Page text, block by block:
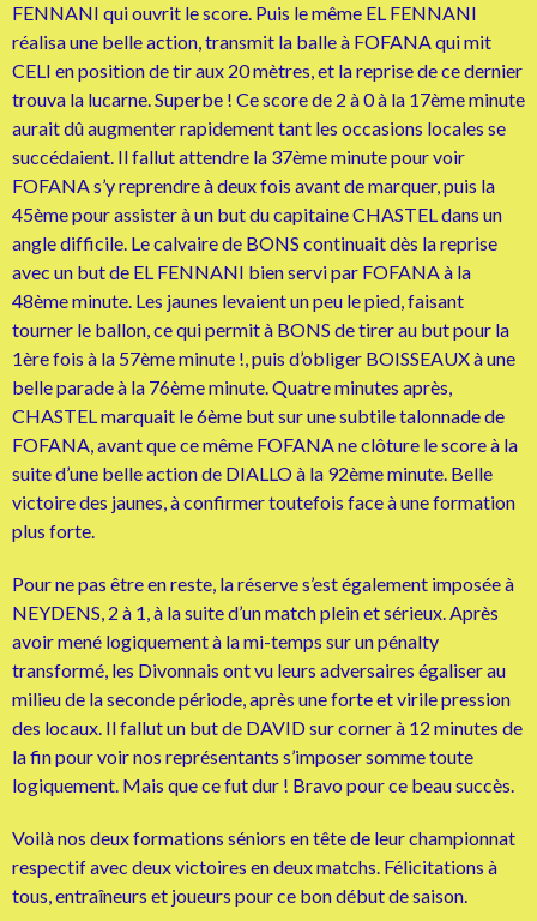
FENNANI qui ouvrit le score. Puis le même EL FENNANI
réalisa une belle action, transmit la balle à FOFANA qui mit
CELI en position de tir aux 20 mètres, et la reprise de ce dernier
trouva la lucarne. Superbe ! Ce score de 2 à 0 à la 17ème minute
aurait dû augmenter rapidement tant les occasions locales se
succédaient. Il fallut attendre la 37ème minute pour voir
FOFANA s’y reprendre à deux fois avant de marquer, puis la
45ème pour assister à un but du capitaine CHASTEL dans un
angle difficile. Le calvaire de BONS continuait dès la reprise
avec un but de EL FENNANI bien servi par FOFANA à la
48ème minute. Les jaunes levaient un peu le pied, faisant
tourner le ballon, ce qui permit à BONS de tirer au but pour la
1ère fois à la 57ème minute !, puis d’obliger BOISSEAUX à une
belle parade à la 76ème minute. Quatre minutes après,
CHASTEL marquait le 6ème but sur une subtile talonnade de
FOFANA, avant que ce même FOFANA ne clôture le score à la
suite d’une belle action de DIALLO à la 92ème minute. Belle
victoire des jaunes, à confirmer toutefois face à une formation
plus forte.
Pour ne pas être en reste, la réserve s’est également imposée à
NEYDENS, 2 à 1, à la suite d’un match plein et sérieux. Après
avoir mené logiquement à la mi-temps sur un pénalty
transformé, les Divonnais ont vu leurs adversaires égaliser au
milieu de la seconde période, après une forte et virile pression
des locaux. Il fallut un but de DAVID sur corner à 12 minutes de
la fin pour voir nos représentants s’imposer somme toute
logiquement. Mais que ce fut dur ! Bravo pour ce beau succès.
Voilà nos deux formations séniors en tête de leur championnat
respectif avec deux victoires en deux matchs. Félicitations à
tous, entraîneurs et joueurs pour ce bon début de saison.